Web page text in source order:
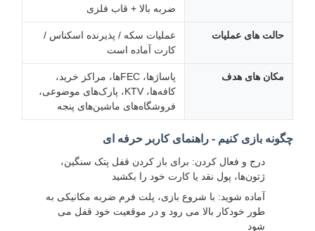
ضربه بالا + قاب فلزی
حالت های عملیات
عملیات سکه / پذیرنده اسکناس /
کارت آماده است
مکان های هدف
پاساژها، FECها، مراکز خرید،
کافه‌ها، KTV، پارک‌های موضوعی،
فروشگاه‌های ماشین‌های پنجه
چگونه بازی کنیم - راهنمای کاربر حرفه ای
درج و فعال کردن: برای باز کردن قفل پتک سنگین،
ژتون‌ها، پول نقد یا کارت خود را بکشید
آماده شوید: با شروع بازی، پلت فرم ضربه مکانیکی به
طور خودکار بالا می رود و در موقعیت خود قفل می
شود